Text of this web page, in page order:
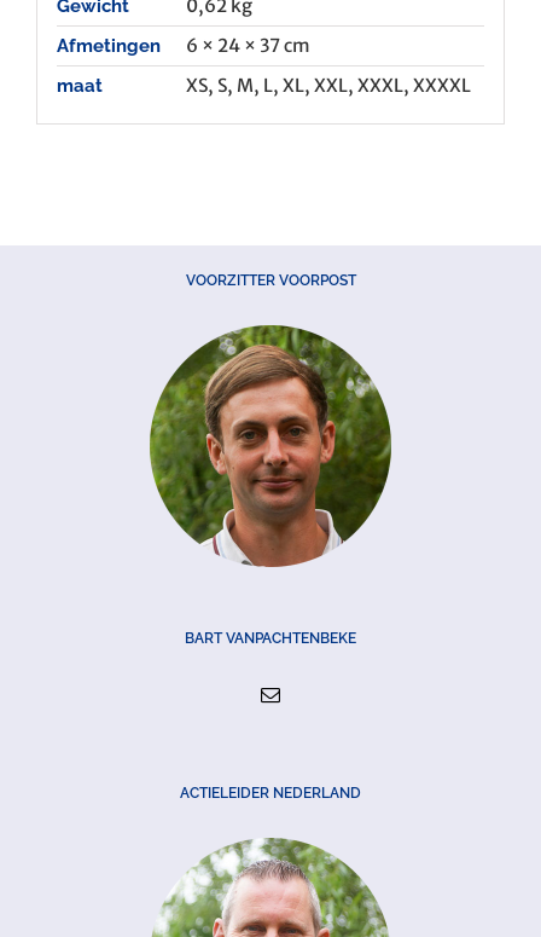
Gewicht 0,62 kg
Afmetingen 6 × 24 × 37 cm
maat XS, S, M, L, XL, XXL, XXXL, XXXXL
VOORZITTER VOORPOST
BART VANPACHTENBEKE
ACTIELEIDER NEDERLAND